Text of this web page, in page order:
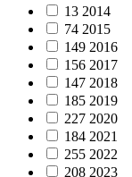
13 2014
74 2015
149 2016
156 2017
147 2018
185 2019
227 2020
184 2021
255 2022
208 2023